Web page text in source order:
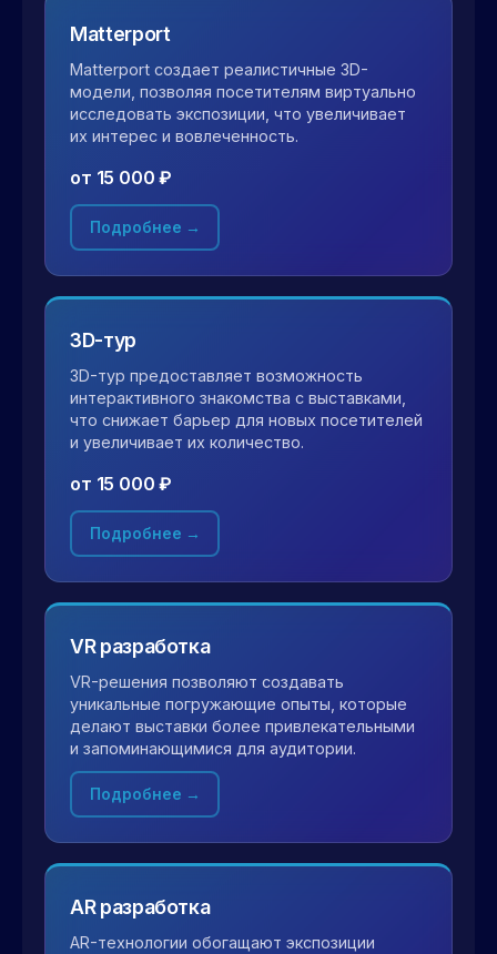
Matterport
Matterport создает реалистичные 3D-
модели, позволяя посетителям виртуально
исследовать экспозиции, что увеличивает
их интерес и вовлеченность.
от 15 000 ₽
Подробнее →
3D-тур
3D-тур предоставляет возможность
интерактивного знакомства с выставками,
что снижает барьер для новых посетителей
и увеличивает их количество.
от 15 000 ₽
Подробнее →
VR разработка
VR-решения позволяют создавать
уникальные погружающие опыты, которые
делают выставки более привлекательными
и запоминающимися для аудитории.
Подробнее →
AR разработка
AR-технологии обогащают экспозиции